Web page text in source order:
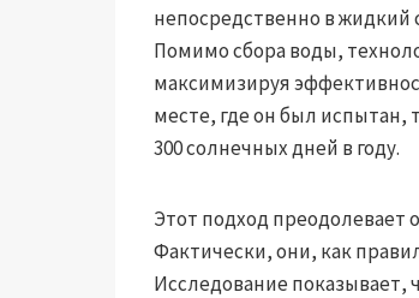
непосредственно в жидкий
Помимо сбора воды,
максимизируя
месте, где он был испытан,
300 солнечных дней в году.
Этот подход
Фактически, они, как
Исследование показывает,